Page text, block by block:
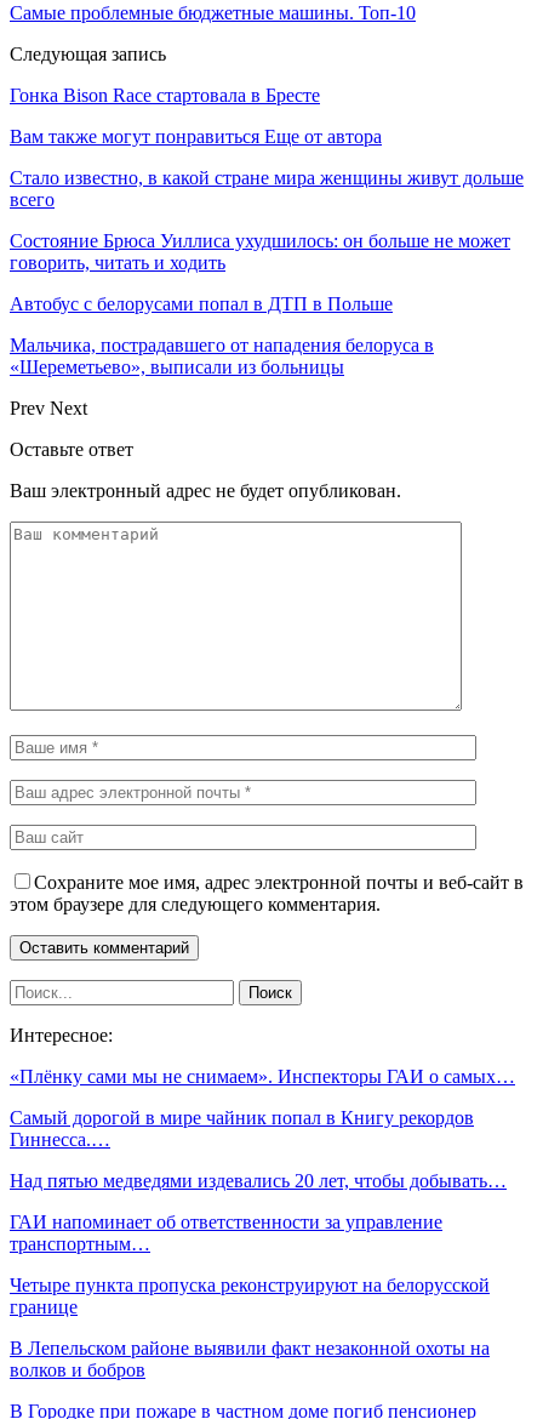
Самые проблемные бюджетные машины. Топ-10
Следующая запись
Гонка Bison Race стартовала в Бресте
Вам также могут понравиться Еще от автора
Стало известно, в какой стране мира женщины живут дольше
всего
Состояние Брюса Уиллиса ухудшилось: он больше не может
говорить, читать и ходить
Автобус с белорусами попал в ДТП в Польше
Мальчика, пострадавшего от нападения белоруса в
«Шереметьево», выписали из больницы
Prev Next
Оставьте ответ
Ваш электронный адрес не будет опубликован.
Сохраните мое имя, адрес электронной почты и веб-сайт в
этом браузере для следующего комментария.
Интересное:
«Плёнку сами мы не снимаем». Инспекторы ГАИ о самых…
Самый дорогой в мире чайник попал в Книгу рекордов
Гиннесса.…
Над пятью медведями издевались 20 лет, чтобы добывать…
ГАИ напоминает об ответственности за управление
транспортным…
Четыре пункта пропуска реконструируют на белорусской
границе
В Лепельском районе выявили факт незаконной охоты на
волков и бобров
В Городке при пожаре в частном доме погиб пенсионер